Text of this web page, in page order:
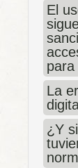
El
para
La
¿Y